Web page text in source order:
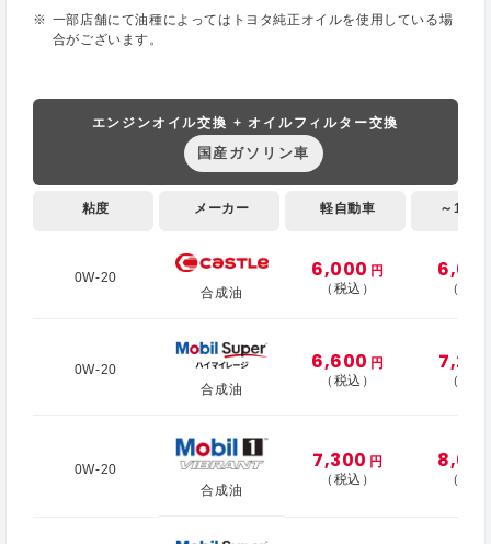
一部店舗にて油種によってはトヨタ純正オイルを使用している場
合がございます。
エンジンオイル交換 + オイルフィルター交換
国産ガソリン車
粘度 メーカー 軽自動車 ～
0W-20
合成油
6,000 円
（税込）
（税
0W-20
合成油
6,600 円
（税込）
（税
0W-20
合成油
7,300 円
（税込）
（税